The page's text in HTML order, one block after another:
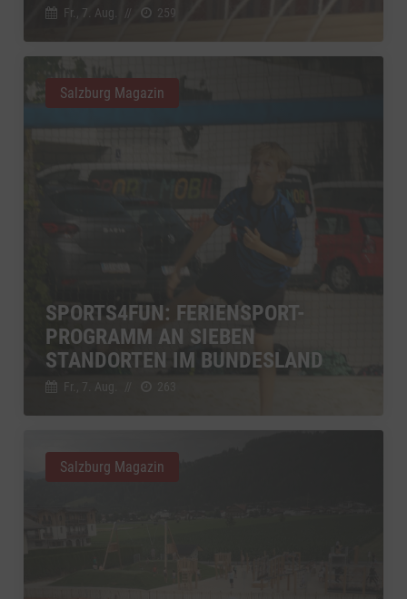
Fr., 7. Aug. // 259
SPORTS4FUN: FERIENSPORT-
PROGRAMM AN SIEBEN
STANDORTEN IM BUNDESLAND
Fr., 7. Aug. 263
Salzburg Magazin
Salzburg Magazin